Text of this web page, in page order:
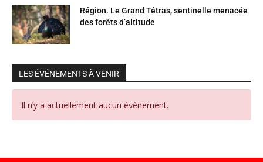
Région. Le Grand Tétras, sentinelle menacée
des forêts d’altitude
LES ÉVÉNEMENTS À VENIR
Il n’y a actuellement aucun évènement.